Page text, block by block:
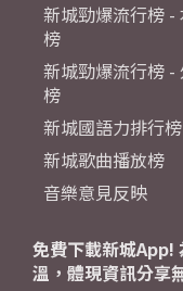
新城勁爆流行榜 -
榜
新城勁爆流行榜 -
榜
新城國語力排行榜
新城歌曲播放榜
音樂意見反映
免費下載新城App!
溫，體現資訊分享